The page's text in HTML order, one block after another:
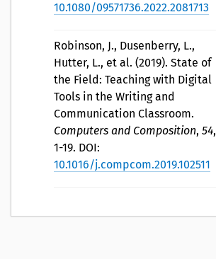
10.1080/09571736.2022.2081713
Robinson, J., Dusenberry, L.,
Hutter, L., et al. (2019). State of
the Field: Teaching with Digital
Tools in the Writing and
Communication Classroom.
Computers and Composition, 54,
1-19. DOI:
10.1016/j.compcom.2019.102511